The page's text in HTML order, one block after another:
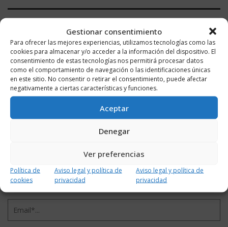
Gestionar consentimiento
Para ofrecer las mejores experiencias, utilizamos tecnologías como las
cookies para almacenar y/o acceder a la información del dispositivo. El
consentimiento de estas tecnologías nos permitirá procesar datos
como el comportamiento de navegación o las identificaciones únicas
en este sitio. No consentir o retirar el consentimiento, puede afectar
negativamente a ciertas características y funciones.
Aceptar
Denegar
Ver preferencias
Política de
cookies
Aviso legal y política de
privacidad
Aviso legal y política de
privacidad
DEJA UN COMENTARIO